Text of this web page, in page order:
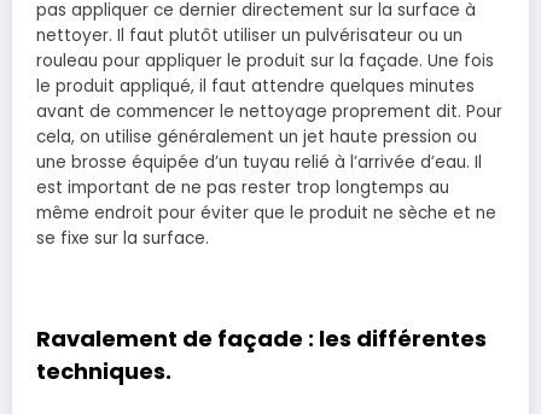
pas appliquer ce dernier directement sur la surface à
nettoyer. Il faut plutôt utiliser un pulvérisateur ou un
rouleau pour appliquer le produit sur la façade. Une fois
le produit appliqué, il faut attendre quelques minutes
avant de commencer le nettoyage proprement dit. Pour
cela, on utilise généralement un jet haute pression ou
une brosse équipée d’un tuyau relié à l’arrivée d’eau. Il
est important de ne pas rester trop longtemps au
même endroit pour éviter que le produit ne sèche et ne
se fixe sur la surface.
Ravalement de façade : les différentes
techniques.